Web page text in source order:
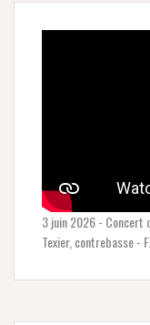
3 juin 2026 - Concert
Texier, contrebasse -